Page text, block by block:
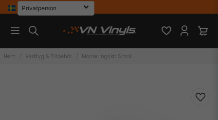
Hem Verktyg & Tillbehör Monteringskit Small